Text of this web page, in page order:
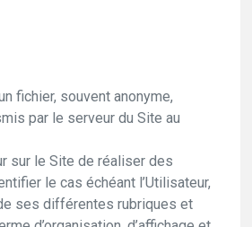
fichier, souvent anonyme,
par le serveur du Site au
sur le Site de réaliser des
le cas échéant l’Utilisateur,
ses différentes rubriques et